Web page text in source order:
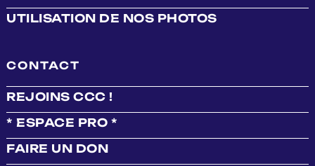
UTILISATION DE NOS PHOTOS
CONTACT
REJOINS CCC !
* ESPACE PRO *
FAIRE UN DON